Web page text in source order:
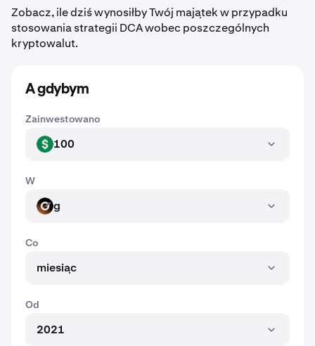
Zobacz, ile dziś wynosiłby Twój majątek w przypadku
stosowania strategii DCA wobec poszczególnych
kryptowalut.
A gdybym
Zainwestowano
USD 100
W
G g
Co
miesiąc
Od
2021